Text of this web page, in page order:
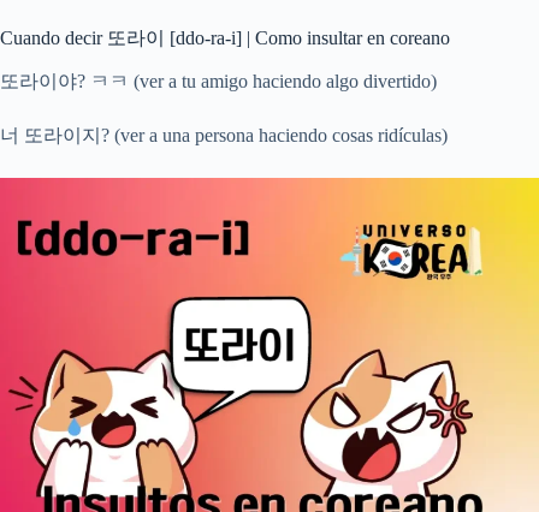
Cuando decir 또라이 [ddo-ra-i] | Como insultar en coreano
또라이야? ㅋㅋ (ver a tu amigo haciendo algo divertido)
너 또라이지? (ver a una persona haciendo cosas ridículas)